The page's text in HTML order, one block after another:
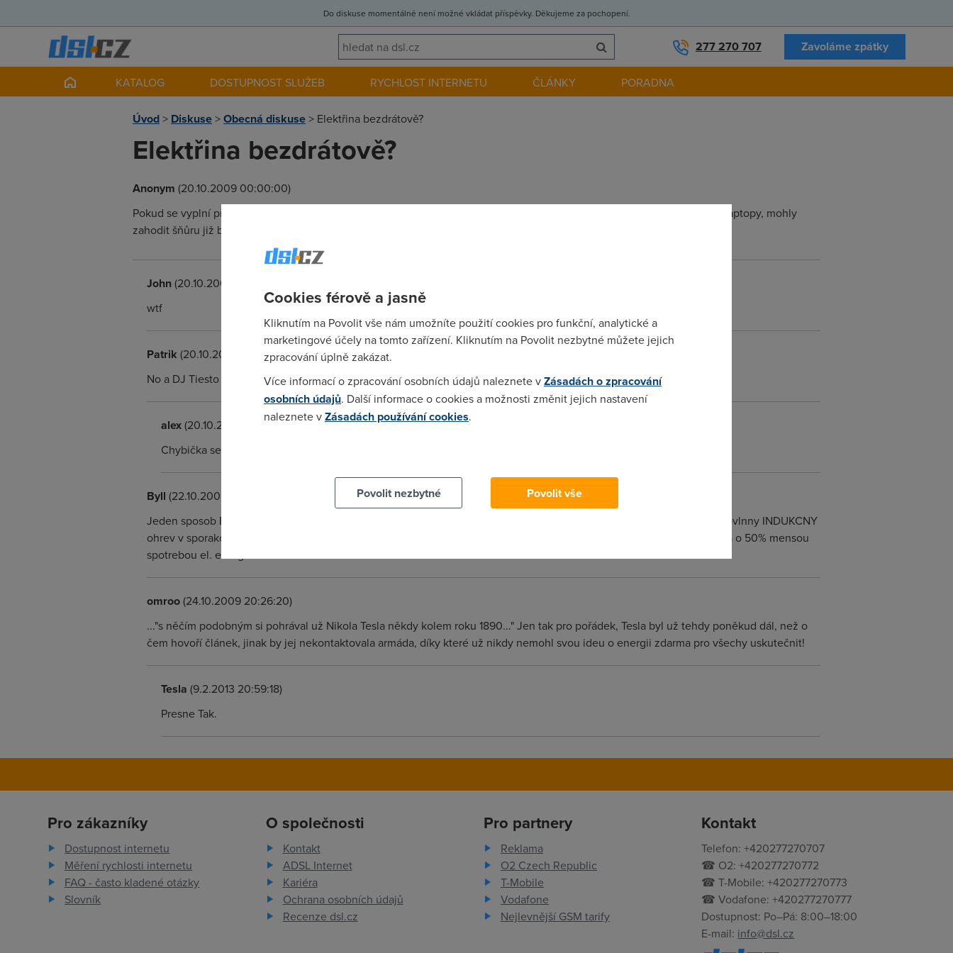
Do diskuse momentálně není možné vkládat příspěvky. Děkujeme za pochopení.
277 270 707 Zavoláme zpátky
KATALOG DOSTUPNOST SLUŽEB RYCHLOST INTERNETU ČLÁNKY PORADNA
Úvod> Diskuse>Obecná diskuse> Elektřina bezdrátově?
Elektřina bezdrátově?
Anonym (20.10.2009 00:00:00)
Pokud se vyplní předpověď Erica Gilera, CEO firmy WiTricity (www.witricity.com), tak by drobné periférie, jako jsou třeba laptopy, mohly
zahodit šňůru již během příštího roku.
John(20.10.2009 16:40:36)
wtf
Patrik (20.10.2009 16:47:35)
No a DJ Tiesto si taky trochu umlel ne? Nikola byl Tesla !!
alex(20.10.2009 21:38:28)
Chybička se vloudila. Autor si je určitě vědom, že je to Tesla :-) Jinak zajímaví věc, jen kde koupit akcie :-)
Byll (22.10.2009 08:57:36)
Jeden sposob BEZDROTOVEHO prenosu energie sa uz bezne v praxi pouziva, a je dostupny v obchodoch. Ide o mikrovlnny INDUKCNY
ohrev v sporakoch kde je t.c. pouzita frekvencia cca 70 kHz!!! Ohrev v "indukcnom hrnci" je cca o 50 % rychlejsi a s cca o 50% mensou
spotrebou el. energie!!!
omroo(24.10.2009 20:26:20)
..."s něčím podobným si pohrával už Nikola Tesla někdy kolem roku 1890..." Jen tak pro pořádek, Tesla byl už tehdy poněkud dál, než o
čem hovoří článek, jinak by jej nekontaktovala armáda, díky které už nikdy nemohl svou ideu o energii zdarma pro všechy uskutečnit!
Tesla (9.2.2013 20:59:18)
Presne Tak.
Pro zákazníky
Dostupnost internetu
Měření rychlosti internetu
FAQ - často kladené otázky
Slovník
O společnosti
Kontakt
ADSL Internet
Kariéra
Ochrana osobních údajů
Recenze dsl.cz
Pro partnery
Reklama
O2 Czech Republic
T-Mobile
Vodafone
Nejlevnější GSM tarify
Kontakt
Telefon: +420277270707
☎ O2: +420277270772
☎ T-Mobile: +420277270773
☎ Vodafone: +420277270777
Dostupnost: Po–Pá: 8:00–18:00
E-mail: info@dsl.cz
Cookies férově a jasně
Kliknutím na Povolit vše nám umožníte použití cookies pro funkční, analytické a
marketingové účely na tomto zařízení. Kliknutím na Povolit nezbytné můžete jejich
zpracování úplně zakázat.
Více informací o zpracování osobních údajů naleznete vZásadách o zpracování
osobních údajů. Další informace o cookies a možnosti změnit jejich nastavení
naleznete vZásadách používání cookies.
Povolit nezbytné
Povolit vše